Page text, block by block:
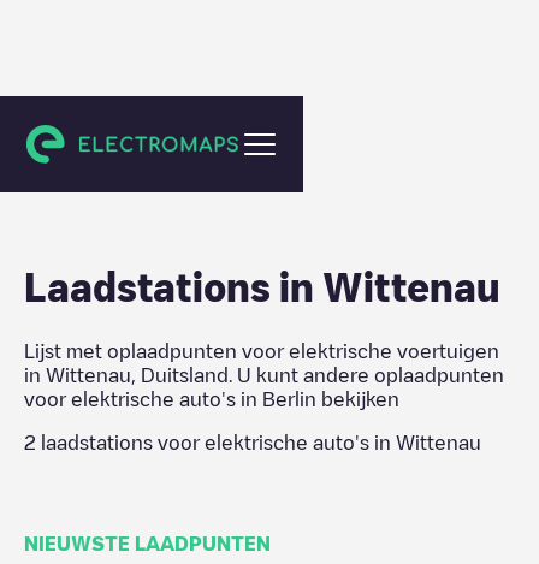
Berlin
Laadstations in Wittenau
Lijst met oplaadpunten voor elektrische voertuigen
in Wittenau Duitsland
. U kunt andere oplaadpunten
voor elektrische auto's in Berlin bekijken
2 laadstations voor elektrische auto's in Wittenau
NIEUWSTE LAADPUNTEN